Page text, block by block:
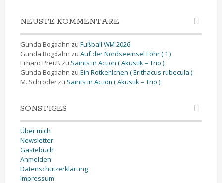
NEUSTE KOMMENTARE
Gunda Bogdahn zu Fußball WM 2026
Gunda Bogdahn zu Auf der Nordseeinsel Föhr ( 1 )
Erhard Preuß zu Saints in Action ( Akustik – Trio )
Gunda Bogdahn zu Ein Rotkehlchen ( Erithacus rubecula )
M. Schröder zu Saints in Action ( Akustik – Trio )
SONSTIGES
Über mich
Newsletter
Gästebuch
Anmelden
Datenschutzerklärung
Impressum